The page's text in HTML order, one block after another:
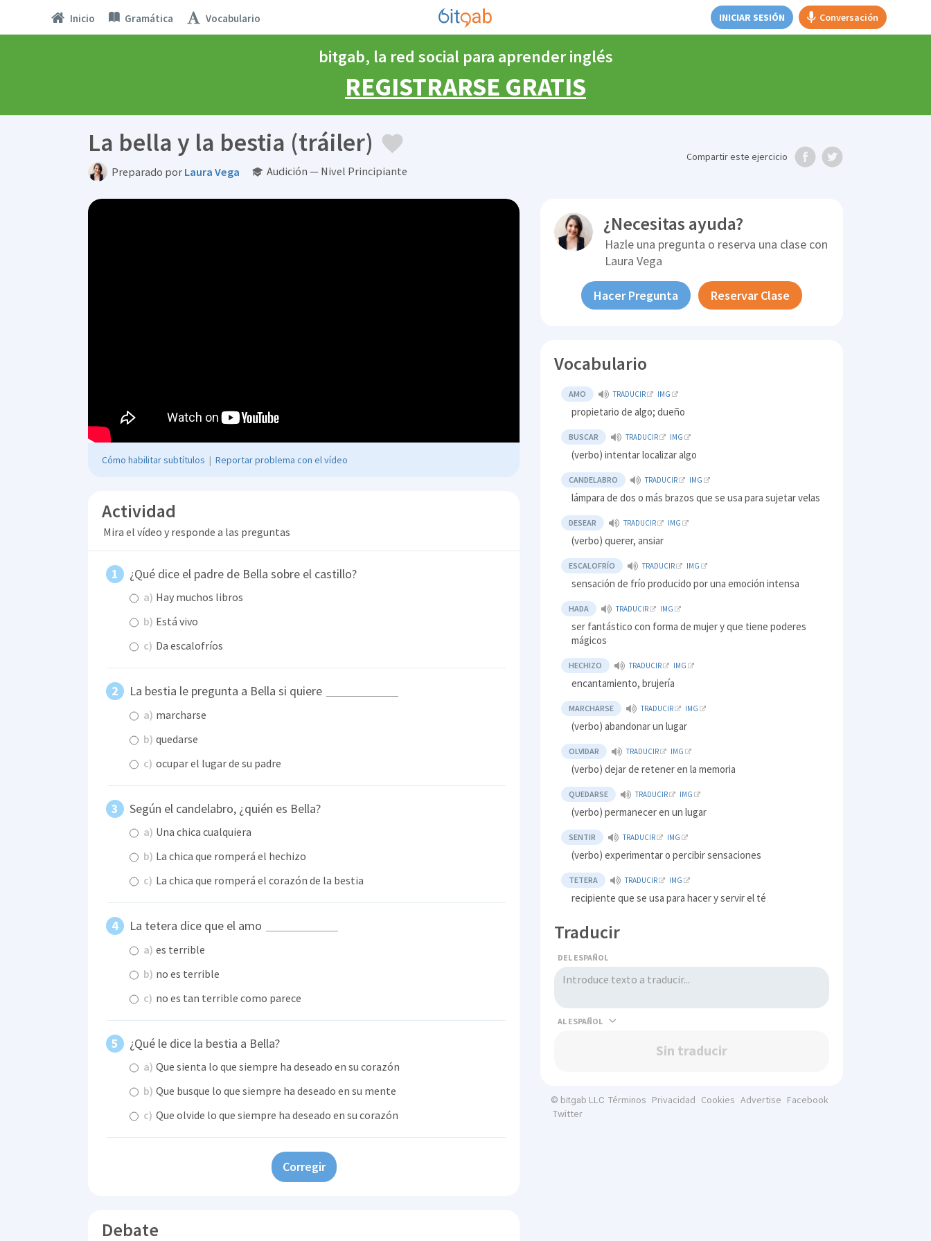
Inicio Gramática Vocabulario INICIAR SESIÓN Conversación
bitgab, la red social para aprender inglés
REGISTRARSE GRATIS
La bella y la bestia (tráiler)
Preparado por Laura Vega Audición — Nivel Principiante
Compartireste ejercicio
Cómo habilitar subtítulos | Reportar problema con el vídeo
Actividad
Mira el vídeo y responde a las preguntas
¿Qué dice el padre de Bella sobre el castillo?
a) Hay muchos libros
b) Está vivo
c) Da escalofríos
La bestia le pregunta a Bella si quiere
a) marcharse
b) quedarse
c) ocupar el lugar de su padre
Según el candelabro, ¿quién es Bella?
a) Una chica cualquiera
b) La chica que romperá el hechizo
c) La chica que romperá el corazón de la bestia
La tetera dice que el amo
a) es terrible
b) no es terrible
c) no es tan terrible como parece
¿Qué le dice la bestia a Bella?
a) Que sienta lo que siempre ha deseado en su corazón
b) Que busque lo que siempre ha deseado en su mente
c) Que olvide lo que siempre ha deseado en su corazón
Corregir
Debate
¿Necesitas ayuda?
Hazle una pregunta o reserva una clase con
Laura Vega
Hacer Pregunta Reservar Clase
Vocabulario
AMO TRADUCIR IMG
propietario de algo; dueño
BUSCAR TRADUCIR IMG
(verbo) intentar localizar algo
CANDELABRO TRADUCIR IMG
lámpara de dos o más brazos que se usa para sujetar velas
DESEAR TRADUCIR IMG
(verbo) querer, ansiar
ESCALOFRÍO TRADUCIR IMG
sensación de frío producido por una emoción intensa
HADA TRADUCIR IMG
ser fantástico con forma de mujer y que tiene poderes
mágicos
HECHIZO TRADUCIR IMG
encantamiento, brujería
MARCHARSE TRADUCIR IMG
(verbo) abandonar un lugar
OLVIDAR TRADUCIR IMG
(verbo) dejar de retener en la memoria
QUEDARSE TRADUCIR IMG
(verbo) permanecer en un lugar
SENTIR TRADUCIR IMG
(verbo) experimentar o percibir sensaciones
TETERA TRADUCIR IMG
recipiente que se usa para hacer y servir el té
Traducir
DEL ESPAÑOL
AL
Sin traducir
© bitgab LLC Términos Privacidad Cookies Advertise Facebook
Twitter